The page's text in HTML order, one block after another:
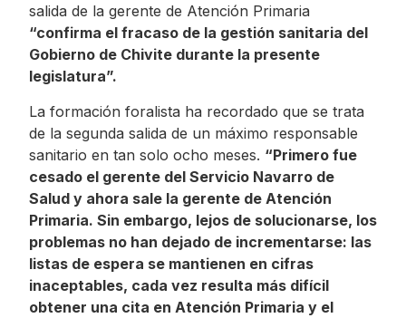
salida de la gerente de Atención Primaria
“confirma el fracaso de la gestión sanitaria del
Gobierno de Chivite durante la presente
legislatura”.
La formación foralista ha recordado que se trata
de la segunda salida de un máximo responsable
sanitario en tan solo ocho meses. “Primero fue
cesado el gerente del Servicio Navarro de
Salud y ahora sale la gerente de Atención
Primaria. Sin embargo, lejos de solucionarse, los
problemas no han dejado de incrementarse: las
listas de espera se mantienen en cifras
inaceptables, cada vez resulta más difícil
obtener una cita en Atención Primaria y el